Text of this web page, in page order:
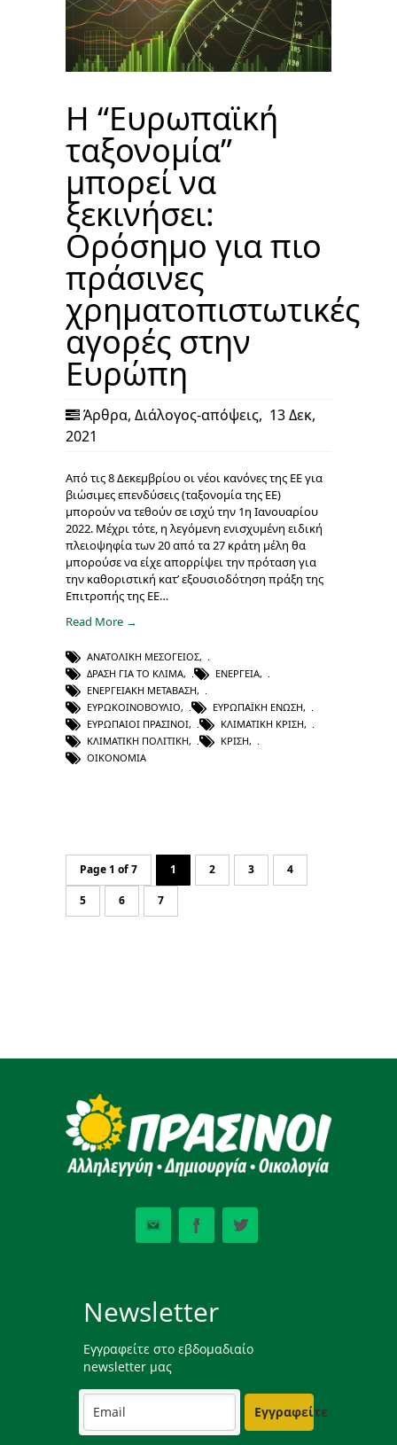
Η “Ευρωπαϊκή
ταξονομία”
μπορεί να
ξεκινήσει:
Ορόσημο για πιο
πράσινες
χρηματοπιστωτικές
αγορές στην
Ευρώπη
Άρθρα, Διάλογος-απόψεις, 13 Δεκ,
2021
Από τις 8 Δεκεμβρίου οι νέοι κανόνες της ΕΕ για
βιώσιμες επενδύσεις (ταξονομία της ΕΕ)
μπορούν να τεθούν σε ισχύ την 1η Ιανουαρίου
2022. Μέχρι τότε, η λεγόμενη ενισχυμένη ειδική
πλειοψηφία των 20 από τα 27 κράτη μέλη θα
μπορούσε να είχε απορρίψει την πρόταση για
την καθοριστική κατ’ εξουσιοδότηση πράξη της
Επιτροπής της ΕΕ…
Read More →
ΑΝΑΤΟΛΙΚΉ ΜΕΣΌΓΕΙΟΣ,
ΔΡΆΣΗ ΓΙΑ ΤΟ ΚΛΊΜΑ, ΕΝΈΡΓΕΙΑ,
ΕΝΕΡΓΕΙΑΚΉ ΜΕΤΆΒΑΣΗ,
ΕΥΡΩΚΟΙΝΟΒΟΎΛΙΟ, ΕΥΡΩΠΑΪΚΉ ΈΝΩΣΗ,
ΕΥΡΩΠΑΊΟΙ ΠΡΆΣΙΝΟΙ, ΚΛΙΜΑΤΙΚΉ ΚΡΊΣΗ,
ΚΛΙΜΑΤΙΚΉ ΠΟΛΙΤΙΚΉ, ΚΡΊΣΗ,
ΟΙΚΟΝΟΜΊΑ
Page 1 of 7 1 2 3 4
5 6 7
Newsletter
Εγγραφείτε στο εβδομαδιαίο
newsletter μας
Εγγραφείτε